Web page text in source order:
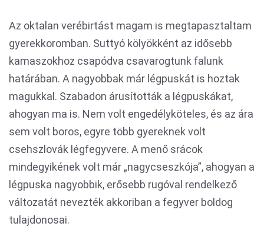
Az oktalan verébirtást magam is megtapasztaltam
gyerekkoromban. Suttyó kölyökként az idősebb
kamaszokhoz csapódva csavarogtunk falunk
határában. A nagyobbak már légpuskát is hoztak
magukkal. Szabadon árusították a légpuskákat,
ahogyan ma is. Nem volt engedélyköteles, és az ára
sem volt boros, egyre több gyereknek volt
csehszlovák légfegyvere. A menő srácok
mindegyikének volt már „nagycseszkója”, ahogyan a
légpuska nagyobbik, erősebb rugóval rendelkező
változatát nevezték akkoriban a fegyver boldog
tulajdonosai.